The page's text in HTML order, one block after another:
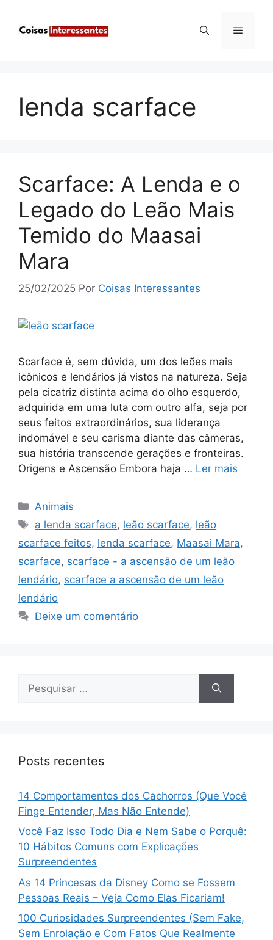
Menu
lenda scarface
Scarface: A Lenda e o
Legado do Leão Mais
Temido do Maasai
Mara
25/02/2025 Por Coisas Interessantes
Scarface é, sem dúvida, um dos leões mais
icônicos e lendários já vistos na natureza. Seja
pela cicatriz distinta acima do olho esquerdo,
adquirida em uma luta com outro alfa, seja por
seus feitos extraordinários, sua liderança
indomável e seu carisma diante das câmeras,
sua história transcende gerações e fronteiras.
Origens e Ascensão Embora haja … Ler mais
Categorias
Animais
Tags
a lenda scarface, leão scarface, leão
scarface feitos, lenda scarface, Maasai Mara,
scarface, scarface - a ascensão de um leão
lendário, scarface a ascensão de um leão
lendário
Deixe um comentário
por:
Posts recentes
14 Comportamentos dos Cachorros (Que Você
Finge Entender, Mas Não Entende)
Você Faz Isso Todo Dia e Nem Sabe o Porquê:
10 Hábitos Comuns com Explicações
Surpreendentes
As 14 Princesas da Disney Como se Fossem
Pessoas Reais – Veja Como Elas Ficariam!
100 Curiosidades Surpreendentes (Sem Fake,
Sem Enrolação e Com Fatos Que Realmente